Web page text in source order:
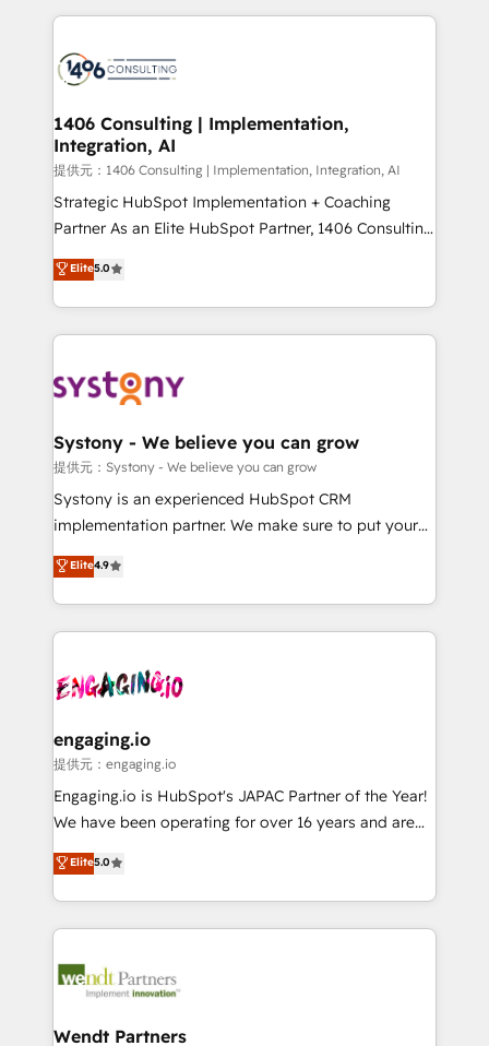
help businesses grow through technology, creativity,
500+ HubSpot implementations, building end-to-
inbound and loop marketing, content, and digital
creativity. Our multicultural team works in Spanish,
Portuguese, and English to design scalable strategies
that drive measurable growth. 🌎 Highlights: • 10+
years as a HubSpot partner. • 2023 Impact Awards:
Year LATAM 2022, 2023, 2024, 2025. • Partner of the
Year 2024. • Organizer of Aliados.ai (AI, marketing &
you grow faster, smarter, and with impact.
1406 Consulting | Implementation,
Integration, AI
提供元：1406 Consulting | Implementation, Integration, AI
Strategic HubSpot Implementation + Coaching
Partner As an Elite HubSpot Partner, 1406 Consulting
helps mid-market revenue teams transform how
they sell, market, and serve. We don't just build your
HubSpot—we teach your team to own it, then stay
to help you keep winning. What We Do ⚙️ CRM
Data & Content 📈 Sales & Marketing Alignment +
Agent Creation 🔄 Custom Integrations & Data
Migration Why 1406 We become part of your team.
Your team learns while we build. We fix what others
broke. Built for mid-market reality—practical
constraints. By the Numbers 🏆 Top 1% of all
HubSpot partners 🔄 Top 5% globally in client
and sales ops at mid-market companies ready to
move beyond spreadsheets into unified systems
Elite5.0
Systony - We believe you can grow
提供元：Systony - We believe you can grow
Systony is an experienced HubSpot CRM
implementation partner. We make sure to put your
organization's needs and goals first and think along
with your organization. We are only satisfied once
you are too. Why Systony? - 20+ years of
experience with CRM, Marketing, Sales & Service
Own back-end developers - Complex data
View, SuperOffice) - Custom integrations (e.g. MS
Business Central, Navision, AX, SAP, Exact, AFAS) We
focus on growing B2B companies in the SME sector
such as manufacturing, SaaS, business services and
partner, we know how important user adoption is.
That's why we have developed a step-by-step
technology and people with each other. Together we
strive for optimal customer processes and
Elite4.9
engaging.io
提供元：engaging.io
Engaging.io is HubSpot's JAPAC Partner of the Year!
We have been operating for over 16 years and are
one of HubSpot's most experienced and technically
capable Agency Partners globally. We specialise in
complex CRM migrations, implementations,
integrations, custom CMS portal development,
businesses. Our teams are based in North America
Implementation Certified Partner and we contribute
Elite5.0
Wendt Partners